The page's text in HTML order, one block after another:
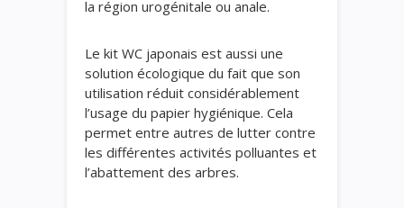
la région urogénitale ou anale.
Le kit WC japonais est aussi une
solution écologique du fait que son
utilisation réduit considérablement
l’usage du papier hygiénique. Cela
permet entre autres de lutter contre
les différentes activités polluantes et
l’abattement des arbres.